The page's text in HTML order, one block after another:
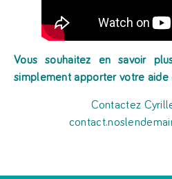
Vous souhaitez en savoir
simplement apporter votre aide
Contactez